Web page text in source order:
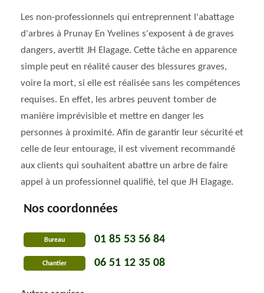
Les non-professionnels qui entreprennent l'abattage
d'arbres à Prunay En Yvelines s'exposent à de graves
dangers, avertit JH Elagage. Cette tâche en apparence
simple peut en réalité causer des blessures graves,
voire la mort, si elle est réalisée sans les compétences
requises. En effet, les arbres peuvent tomber de
manière imprévisible et mettre en danger les
personnes à proximité. Afin de garantir leur sécurité et
celle de leur entourage, il est vivement recommandé
aux clients qui souhaitent abattre un arbre de faire
appel à un professionnel qualifié, tel que JH Elagage.
Nos coordonnées
Bureau 01 85 53 56 84
Chantier 06 51 12 35 08